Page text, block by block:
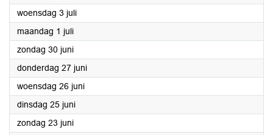
woensdag 3 juli2024
maandag 1 juli2024
zondag 30 juni2024
donderdag 27 juni2024
woensdag 26 juni2024
dinsdag 25 juni2024
zondag 23 juni2024